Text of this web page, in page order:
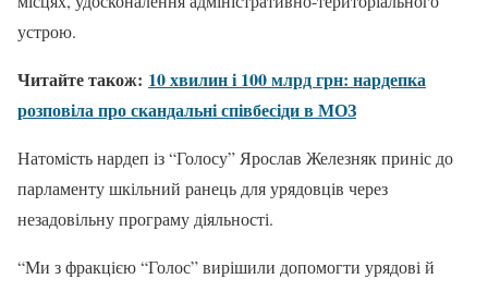
устрою.
Читайте також: 10 хвилин і 100 млрд грн: нардепка
розповіла про скандальні співбесіди в МОЗ
Натомість нардеп із “Голосу” Ярослав Железняк приніс до
парламенту шкільний ранець для урядовців через
незадовільну програму діяльності.
“Ми з фракцією “Голос” вирішили допомогти урядові й